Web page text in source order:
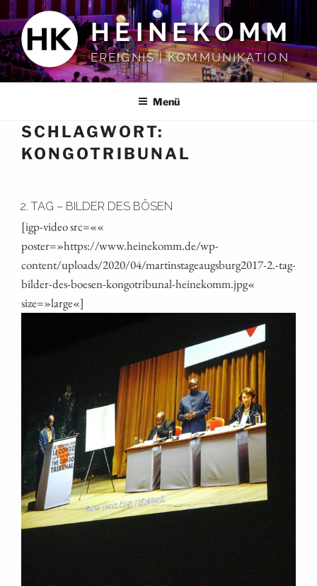
Inhalt
springen
HEINEKOMM
EREIGNIS | KOMMUNIKATION
Menü
SCHLAGWORT:
KONGOTRIBUNAL
2. TAG – BILDER DES BÖSEN
[igp-video src=««
poster=»https://www.heinekomm.de/wp-
content/uploads/2020/04/martinstageaugsburg2017‑2.-tag-
bilder-des-boesen-kongotribunal-heinekomm.jpg«
size=»large«]